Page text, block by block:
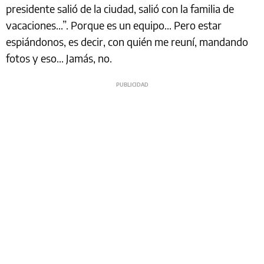
presidente salió de la ciudad, salió con la familia de
vacaciones...”. Porque es un equipo... Pero estar
espiándonos, es decir, con quién me reuní, mandando
fotos y eso... Jamás, no.